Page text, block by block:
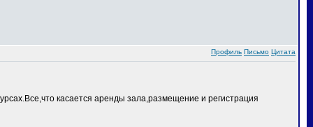
Профиль Письмо Цитата
касается аренды зала,размещение и регистрация